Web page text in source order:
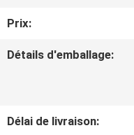
DE
LA
Prix:
Détails d'emballage:
Délai de livraison: